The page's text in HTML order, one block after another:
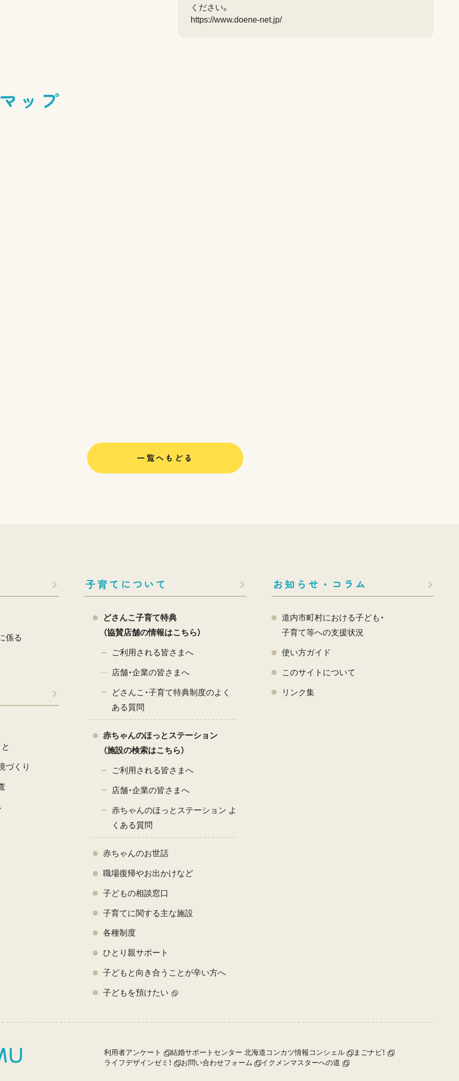
ください。
https://www.doene-net.jp/
ップ
一覧へもどる
係る
づくり
子育てについて
どさんこ子育て特典
（協賛店舗の情報はこちら）
ご利用される皆さまへ
店舗・企業の皆さまへ
どさんこ・子育て特典制度のよく
ある質問
赤ちゃんのほっとステーション
（施設の検索はこちら）
ご利用される皆さまへ
店舗・企業の皆さまへ
赤ちゃんのほっとステーション よ
くある質問
赤ちゃんのお世話
職場復帰やお出かけなど
子どもの相談窓口
子育てに関する主な施設
各種制度
ひとり親サポート
子どもと向き合うことが辛い方へ
子どもを預けたい
お知らせ・コラム
道内市町村における子ども・
子育て等への支援状況
使い方ガイド
このサイトについて
リンク集
利用者アンケート 結婚サポートセンター 北海道コンカツ情報コンシェル
まごナビ！
ライフデザインゼミ！
お問い合わせフォーム イクメンマスターへの道